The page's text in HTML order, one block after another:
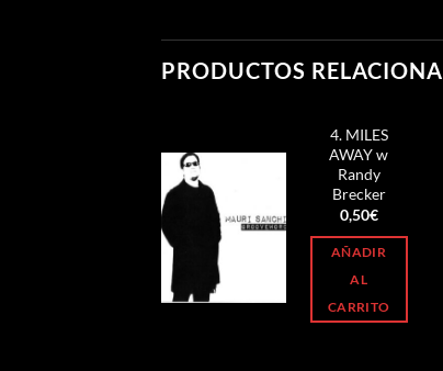
PRODUCTOS
4. MILES
AWAY w
Randy
Brecker
0,50€
AÑADIR
AL
CARRITO